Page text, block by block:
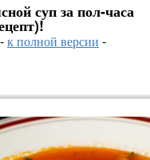
суп за пол-часа
-к полной версии -